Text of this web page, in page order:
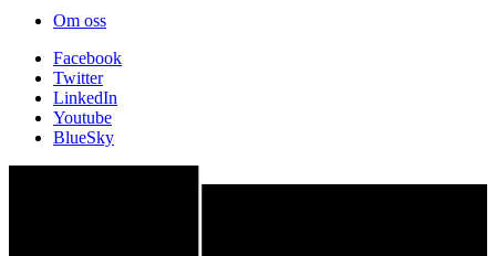
Om oss
Facebook
Twitter
LinkedIn
Youtube
BlueSky